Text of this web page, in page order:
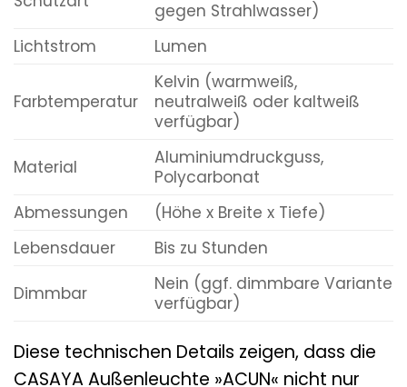
gegen Strahlwasser)
Lichtstrom
Lumen
Farbtemperatur
Kelvin (warmweiß,
neutralweiß oder kaltweiß
verfügbar)
Material
Aluminiumdruckguss,
Polycarbonat
Abmessungen
(Höhe x Breite x Tiefe)
Lebensdauer
Bis zu Stunden
Dimmbar
Nein (ggf. dimmbare Variante
verfügbar)
Diese technischen Details zeigen, dass die
CASAYA Außenleuchte »ACUN« nicht nur